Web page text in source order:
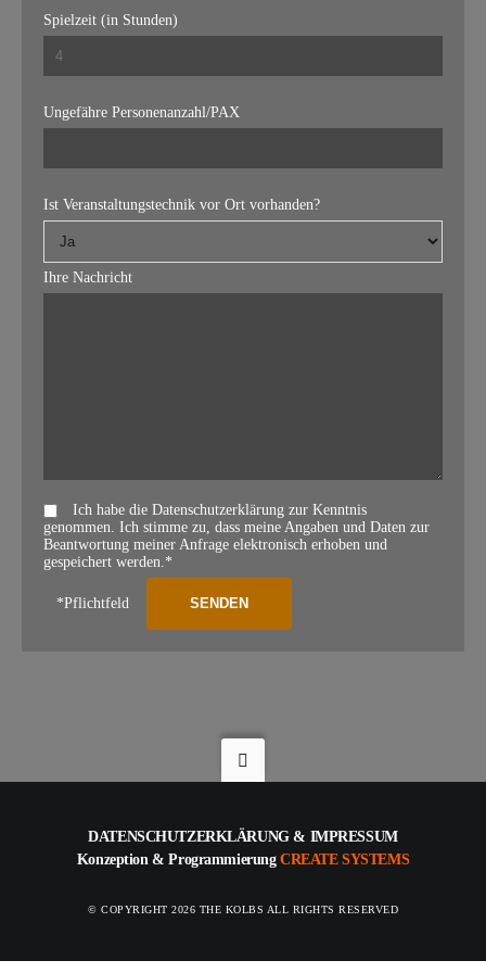
Spielzeit (in Stunden)
Ungefähre Personenanzahl/PAX
Ist Veranstaltungstechnik vor Ort vorhanden?
Ihre Nachricht
Ich habe die Datenschutzerklärung zur Kenntnis
genommen. Ich stimme zu, dass meine Angaben und Daten zur
Beantwortung meiner Anfrage elektronisch erhoben und
gespeichert werden.*
*Pflichtfeld
DATENSCHUTZERKLÄRUNG& IMPRESSUM
Konzeption & ProgrammierungCREATE SYSTEMS
© COPYRIGHT 2026 THE KOLBS ALL RIGHTS RESERVED